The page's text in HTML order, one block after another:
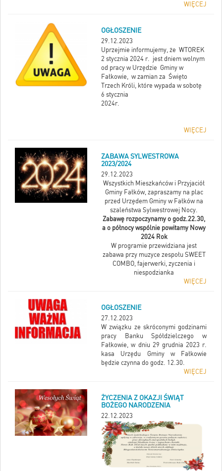
WIĘCEJ
OGŁOSZENIE
29.12.2023
Uprzejmie informujemy, że WTOREK
2 stycznia 2024 r. jest dniem wolnym
od pracy w Urzędzie Gminy w
Fałkowie, w zamian za Święto
Trzech Króli, które wypada w sobotę
6 stycznia
2024r.
WIĘCEJ
ZABAWA SYLWESTROWA
2023/2024
29.12.2023
Wszystkich Mieszkańców i Przyjaciół
Gminy Fałków, zapraszamy na plac
przed Urzędem Gminy w Fałków na
szaleństwa Sylwestrowej Nocy.
Zabawę rozpoczynamy o godz.22.30,
a o północy wspólnie powitamy Nowy
2024 Rok
W programie przewidziana jest
zabawa przy muzyce zespołu SWEET
COMBO, fajerwerki, zyczenia i
niespodzianka
WIĘCEJ
OGŁOSZENIE
27.12.2023
W związku ze skróconymi godzinami
pracy Banku Spółdzielczego w
Fałkowie, w dniu 29 grudnia 2023 r.
kasa Urzędu Gminy w Fałkowie
będzie czynna do godz. 12.30.
WIĘCEJ
ŻYCZENIA Z OKAZJI ŚWIĄT
BOŻEGO NARODZENIA
22.12.2023